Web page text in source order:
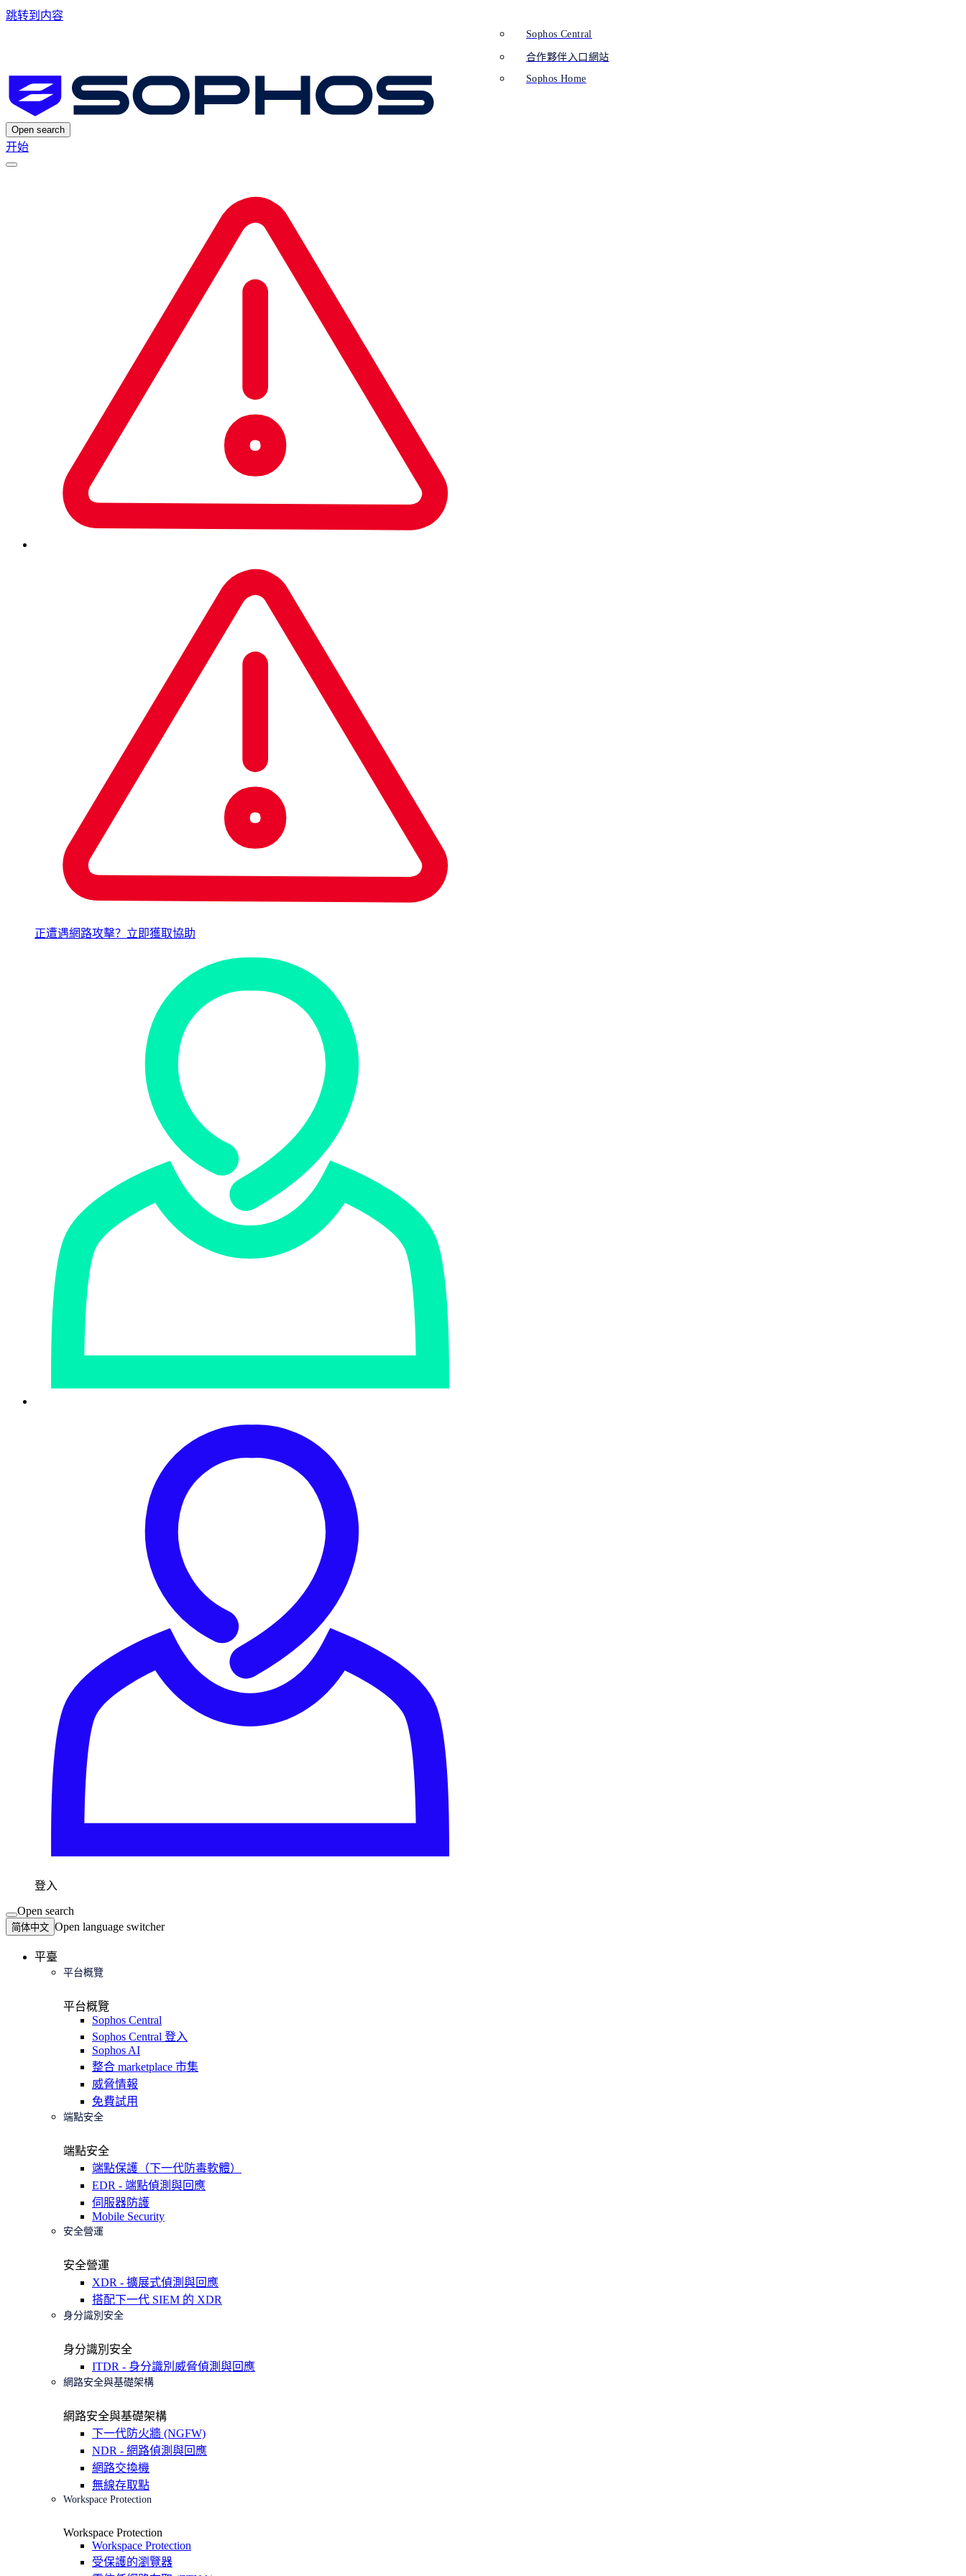
跳转到内容
Open search
开始
正遭遇網路攻擊？立即獲取協助
登入
Sophos Central
合作夥伴入口網站
Sophos Home
Open search
简体中文 Open language switcher
平臺
平台概覽
平台概覽
Sophos Central
Sophos Central 登入
Sophos AI
整合 marketplace 市集
威脅情報
免費試用
端點安全
端點安全
端點保護（下一代防毒軟體）
EDR - 端點偵測與回應
伺服器防護
Mobile Security
安全營運
安全營運
XDR - 擴展式偵測與回應
搭配下一代 SIEM 的 XDR
身分識別安全
身分識別安全
ITDR - 身分識別威脅偵測與回應
網路安全與基礎架構
網路安全與基礎架構
下一代防火牆 (NGFW)
NDR - 網路偵測與回應
網路交換機
無線存取點
Workspace Protection
Workspace Protection
Workspace Protection
受保護的瀏覽器